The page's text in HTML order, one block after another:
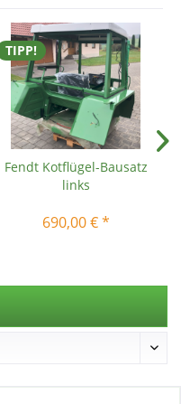
TIPP!
Fendt Kotflügel-Bausatz
links
690,00 € *